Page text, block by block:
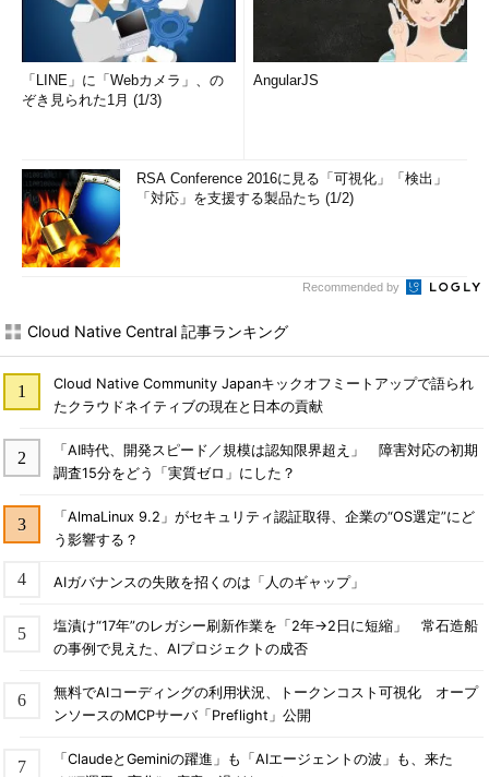
「LINE」に「Webカメラ」、の
ぞき見られた1月 (1/3)
AngularJS
RSA Conference 2016に見る「可視化」「検出」
「対応」を支援する製品たち (1/2)
Recommended by
Cloud Native Central 記事ランキング
Cloud Native Community Japanキックオフミートアップで語られ
たクラウドネイティブの現在と日本の貢献
「AI時代、開発スピード／規模は認知限界超え」 障害対応の初期
調査15分をどう「実質ゼロ」にした？
「AlmaLinux 9.2」がセキュリティ認証取得、企業の“OS選定”にど
う影響する？
AIガバナンスの失敗を招くのは「人のギャップ」
塩漬け“17年”のレガシー刷新作業を「2年→2日に短縮」 常石造船
の事例で見えた、AIプロジェクトの成否
無料でAIコーディングの利用状況、トークンコスト可視化 オープ
ンソースのMCPサーバ「Preflight」公開
「ClaudeとGeminiの躍進」も「AIエージェントの波」も、来た